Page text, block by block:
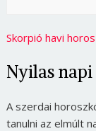
Skorpió havi
Nyilas napi
A szerdai
tanulni az elmúlt